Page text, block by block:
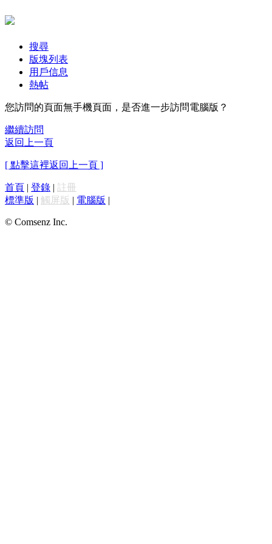
搜尋
版塊列表
用戶信息
熱帖
您訪問的頁面無手機頁面，是否進一步訪問電腦版？
繼續訪問
返回上一頁
[ 點擊這裡返回上一頁 ]
首頁 | 登錄 | 註冊
標準版 | 觸屏版 | 電腦版 |
© Comsenz Inc.